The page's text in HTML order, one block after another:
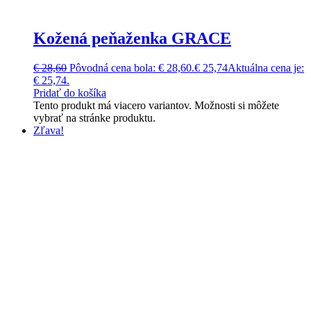
Kožená peňaženka GRACE
€28,60 Pôvodná cena bola: € 28,60.€ 25,74Aktuálna cena je:
€ 25,74.
Pridať do košíka
Tento produkt má viacero variantov. Možnosti si môžete
vybrať na stránke produktu.
Zľava!